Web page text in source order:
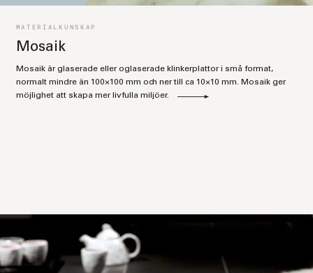
MATERIALKUNSKAP
Mosaik
Mosaik är glaserade eller oglaserade klinkerplattor i små format,
normalt mindre än 100×100 mm och ner till ca 10×10 mm. Mosaik ger
möjlighet att skapa mer livfulla miljöer.